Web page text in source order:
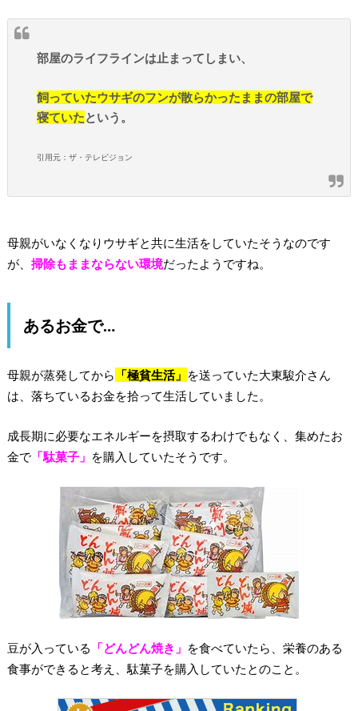
部屋のライフラインは止まってしまい、
飼っていたウサギのフンが散らかったままの部屋で
寝ていたという。
引用元：ザ・テレビジョン
母親がいなくなりウサギと共に生活をしていたそうなのです
が、 掃除もままならない環境だったようですね。
あるお金で…
母親が蒸発してから 「極貧生活」 を送っていた大東駿介さん
は、落ちているお金を拾って生活していました。
成長期に必要なエネルギーを摂取するわけでもなく、集めたお
金で「駄菓子」 を購入していたそうです。
豆が入っている 「どんどん焼き」 を食べていたら、栄養のある
食事ができると考え、駄菓子を購入していたとのこと。